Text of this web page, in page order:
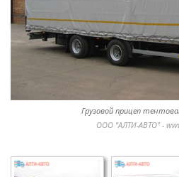
Грузовой прицеп
ООО "АЛТИ-АВТО" -